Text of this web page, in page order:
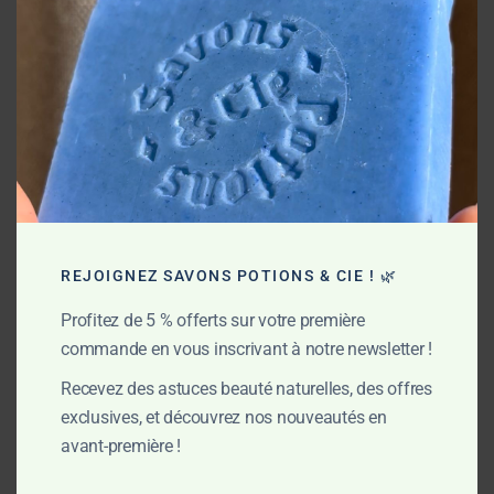
Cette méthode artisanale conserve les propriétés des huiles
et du laurier. La glycérine naturellement produite hydrate
intensément pour une peau saine et apaisée.
My commitments
REJOIGNEZ SAVONS POTIONS & CIE ! 🌿
Profitez de 5 % offerts sur votre première
commande en vous inscrivant à notre newsletter !
Recevez des astuces beauté naturelles, des offres
exclusives, et découvrez nos nouveautés en
avant-première !